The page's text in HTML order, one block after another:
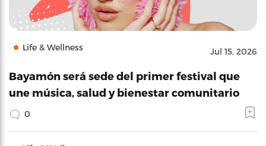
Life & Wellness Jul 15, 2026
Bayamón será sede del primer festival que
une música, salud y bienestar comunitario
0